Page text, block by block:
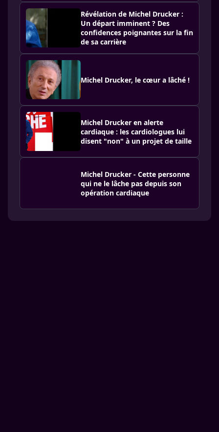
Révélation de Michel Drucker :
Un départ imminent ? Des
confidences poignantes sur la fin
de sa carrière
Michel Drucker, le cœur a lâché !
Michel Drucker en alerte
cardiaque : les cardiologues lui
disent "non" à un projet de taille
Michel Drucker - Cette personne
qui ne le lâche pas depuis son
opération cardiaque